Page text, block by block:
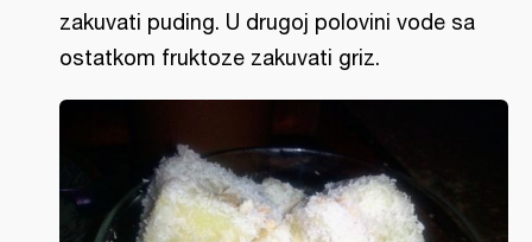
zakuvati puding. U drugoj polovini vode sa
ostatkom fruktoze zakuvati griz.